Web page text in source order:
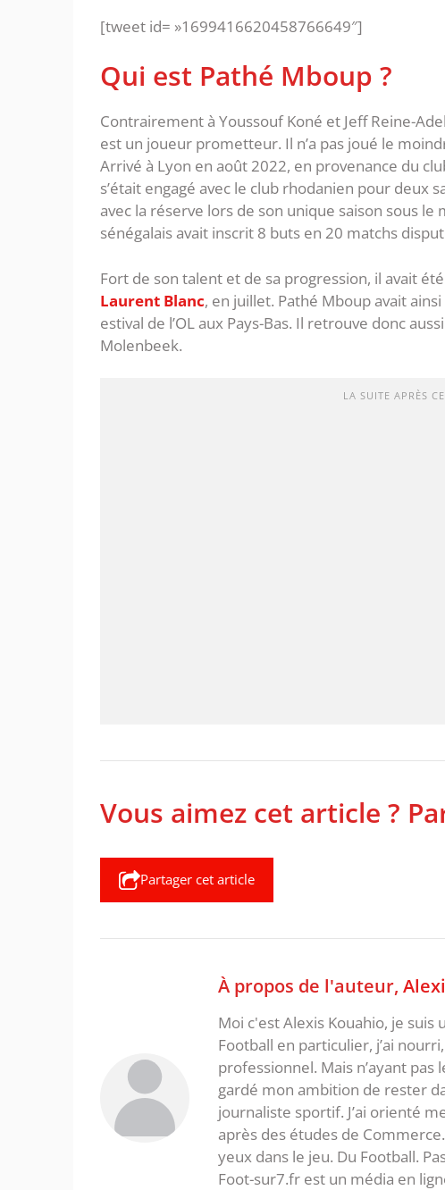
[tweet id= »1699416620458766649″]
Qui est Pathé Mboup ?
Contrairement à Youssouf Koné et Jeff Reine-
est un joueur prometteur. Il n’a pas joué le
Arrivé à Lyon en août 2022, en provenance du
s’était engagé avec le club rhodanien pour deux
avec la réserve lors de son unique saison sous le
sénégalais avait inscrit 8 buts en 20 matchs
Fort de son talent et de sa progression, il avait
Laurent Blanc, en juillet. Pathé Mboup avait
estival de l’OL aux Pays-Bas. Il retrouve donc
Molenbeek.
LA SUITE APRÈS
Vous aimez cet article ?
Partager cet article
À propos de l'auteur,
Moi c'est Alexis Kouahio, je
Football en particulier, j’ai
professionnel. Mais n’ayant
gardé mon ambition de rester
journaliste sportif. J’ai orienté
après des études de
yeux dans le jeu. Du Football.
Foot-sur7.fr est un média en